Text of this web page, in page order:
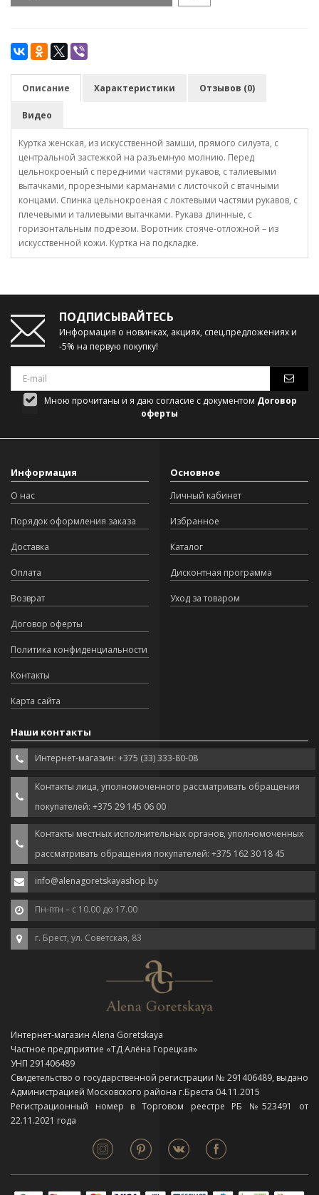
Описание Характеристики Отзывов (0)
Видео
Куртка женская, из искусственной замши, прямого силуэта, с
центральной застежкой на разъемную молнию. Перед
цельнокроеный с передними частями рукавов, с талиевыми
вытачками, прорезными карманами с листочкой с втачными
концами. Спинка цельнокроеная с локтевыми частями рукавов, с
плечевыми и талиевыми вытачками. Рукава длинные, с
горизонтальным подрезом. Воротник стояче-отложной – из
искусственной кожи. Куртка на подкладке.
ПОДПИСЫВАЙТЕСЬ
Информация о новинках, акциях, спец.предложениях и
-5% на первую покупку!
Мною прочитаны и я даю согласие с документом Договор
оферты
Информация
О нас
Порядок оформления заказа
Доставка
Оплата
Возврат
Договор оферты
Политика конфиденциальности
Контакты
Карта сайта
Основное
Личный кабинет
Избранное
Каталог
Дисконтная программа
Уход за товаром
Наши контакты
Интернет-магазин: +375 (33) 333-80-08
Контакты лица, уполномоченного рассматривать обращения
покупателей: +375 29 145 06 00
Контакты местных исполнительных органов, уполномоченных
рассматривать обращения покупателей: +375 162 30 18 45
info@alenagoretskayashop.by
Пн-птн – с 10.00 до 17.00
г. Брест, ул. Советская, 83
Интернет-магазин Alena Goretskaya
Частное предприятие «ТД Алёна Горецкая»
УНП 291406489
Свидетельство о государственной регистрации № 291406489, выдано
Администрацией Московского района г.Бреста 04.11.2015
Регистрационный номер в Торговом реестре РБ №523491 от
22.11.2021 года